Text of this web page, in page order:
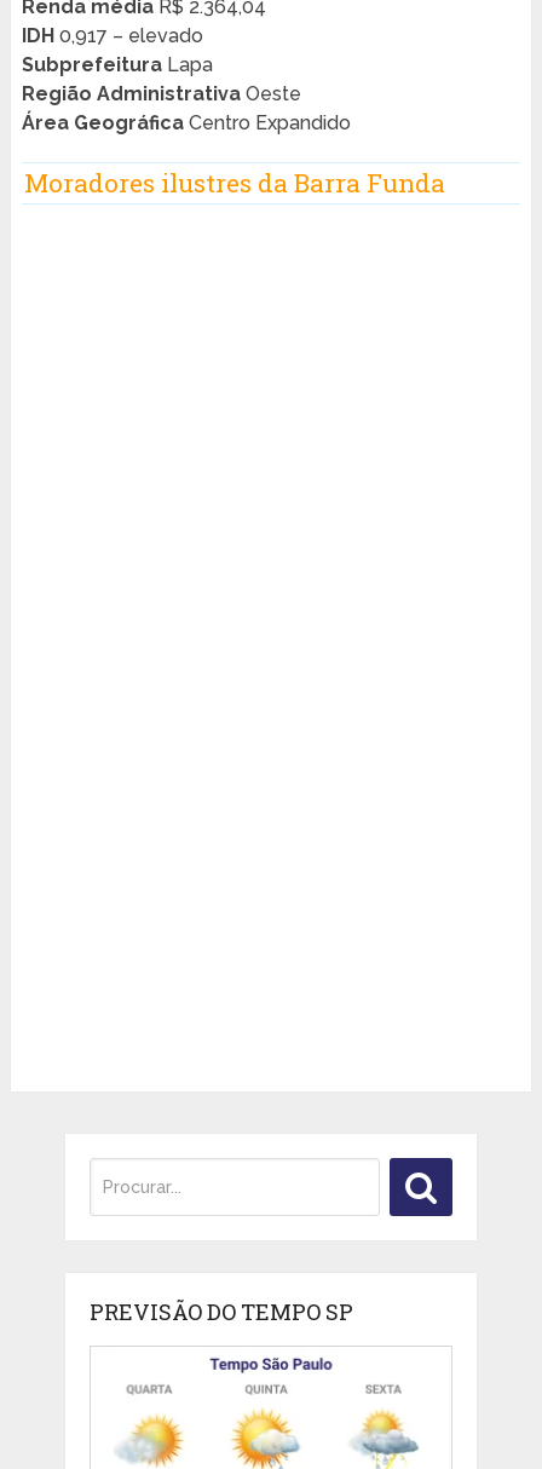
Renda médiaR$ 2.364,04
IDH 0,917 – elevado
SubprefeituraLapa
Região AdministrativaOeste
Área GeográficaCentro Expandido
Moradores ilustres da Barra Funda
PREVISÃO DO TEMPO SP